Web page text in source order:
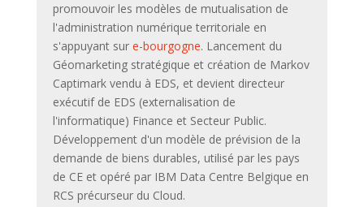
promouvoir les modèles de mutualisation de
l'administration numérique territoriale en
s'appuyant sur e-bourgogne. Lancement du
Géomarketing stratégique et création de Markov
Captimark vendu à EDS, et devient directeur
exécutif de EDS (externalisation de
l'informatique) Finance et Secteur Public.
Développement d'un modèle de prévision de la
demande de biens durables, utilisé par les pays
de CE et opéré par IBM Data Centre Belgique en
RCS précurseur du Cloud.